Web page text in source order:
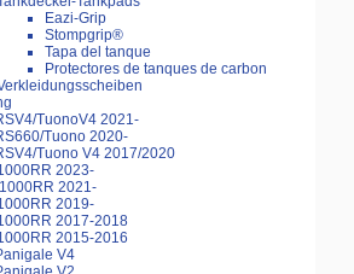
Eazi-Grip
Stompgrip®
Tapa del tanque
Protectores de tanques de carbon
TuonoV4 2021-
Tuono 2020-
Tuono V4 2017/2020
2023-
2021-
2019-
2017-2018
2015-2016
V4